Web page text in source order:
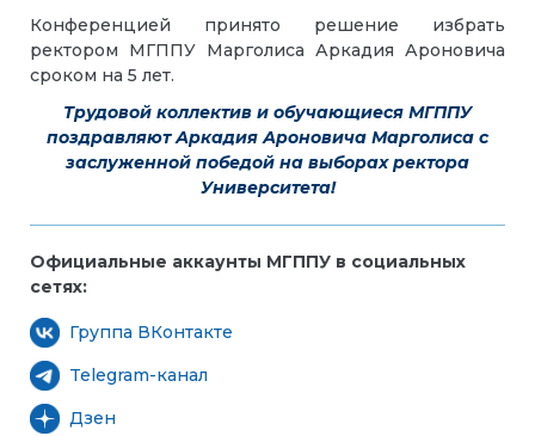
Конференцией принято решение избрать
ректором МГППУ Марголиса Аркадия Ароновича
сроком на 5 лет.
Трудовой коллектив и обучающиеся МГППУ
поздравляют Аркадия Ароновича Марголиса с
заслуженной победой на выборах ректора
Университета!
Официальные аккаунты МГППУ в социальных
сетях:
Группа ВКонтакте
Telegram-канал
Дзен